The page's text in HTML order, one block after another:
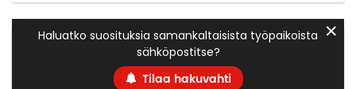
Haluatko suosituksia samankaltaisista työpaikoista
sähköpostitse?
Tilaa hakuvahti
✕